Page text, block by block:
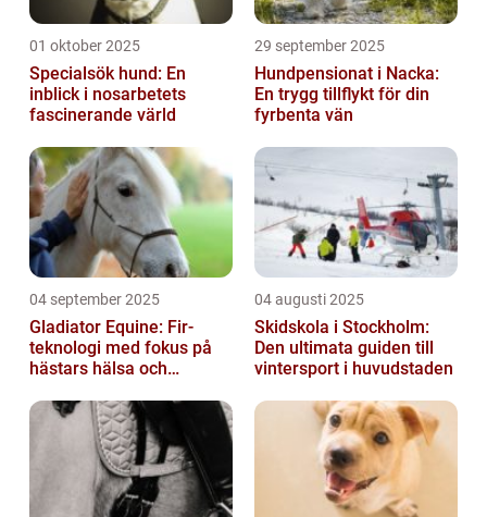
01 oktober 2025
Specialsök hund: En
inblick i nosarbetets
fascinerande värld
29 september 2025
Hundpensionat i Nacka:
En trygg tillflykt för din
fyrbenta vän
04 september 2025
Gladiator Equine: Fir-
teknologi med fokus på
hästars hälsa och
04 augusti 2025
Skidskola i Stockholm:
Den ultimata guiden till
vintersport i huvudstaden